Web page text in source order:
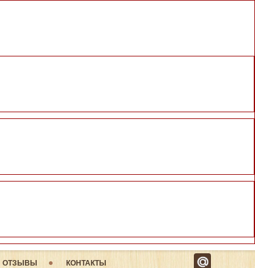
ОТЗЫВЫ КОНТАКТЫ